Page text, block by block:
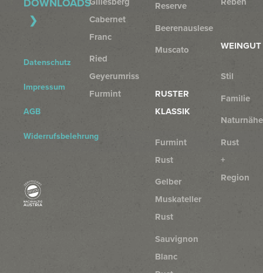
DOWNLOADS
Datenschutz
Impressum
AGB
Widerrufsbelehrung
Cabernet
Franc
Ried
Geyerumriss
Furmint
Reserve
Beerenauslese
Muscato
RUSTER
KLASSIK
Furmint
Rust
Gelber
Muskateller
Rust
Sauvignon
Blanc
WEINGUT
Stil
Familie
Naturnähe
Rust
+
Region